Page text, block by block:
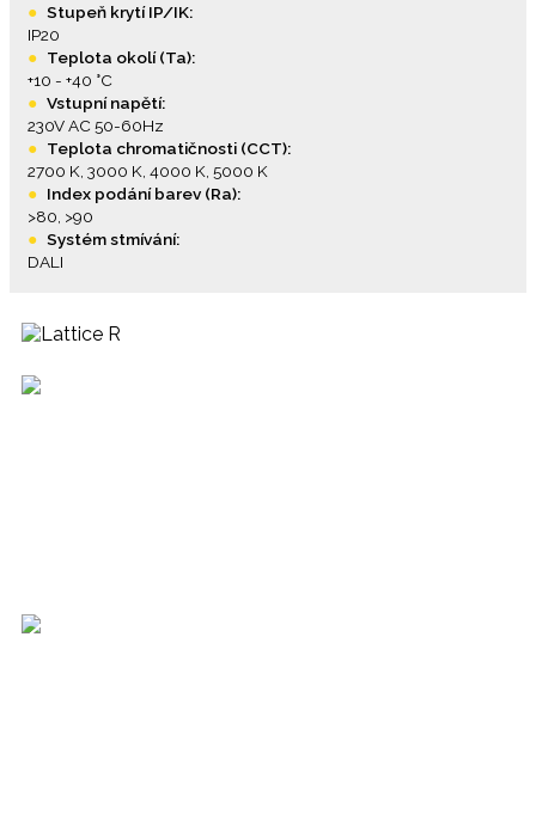
● Stupeň krytí IP/IK:
IP20
● Teplota okolí (Ta):
+10 - +40 °C
● Vstupní napětí:
230V AC 50-60Hz
● Teplota chromatičnosti (CCT):
2700 K, 3000 K, 4000 K, 5000 K
● Index podání barev (Ra):
>80, >90
● Systém stmívání:
DALI